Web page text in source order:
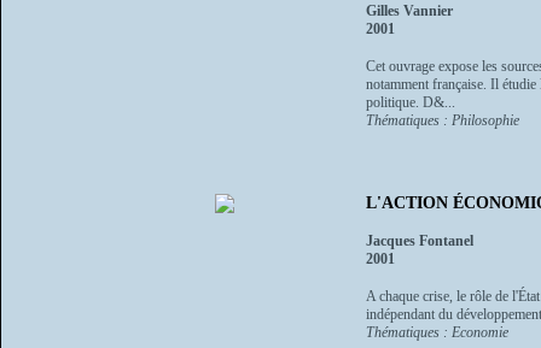
Gilles Vannier
2001
Cet ouvrage expose les
notamment française. Il
politique. D&...
Thématiques : Philosophie
L'ACTION
Jacques Fontanel
2001
A chaque crise, le rôle de
indépendant du
Thématiques : Economie